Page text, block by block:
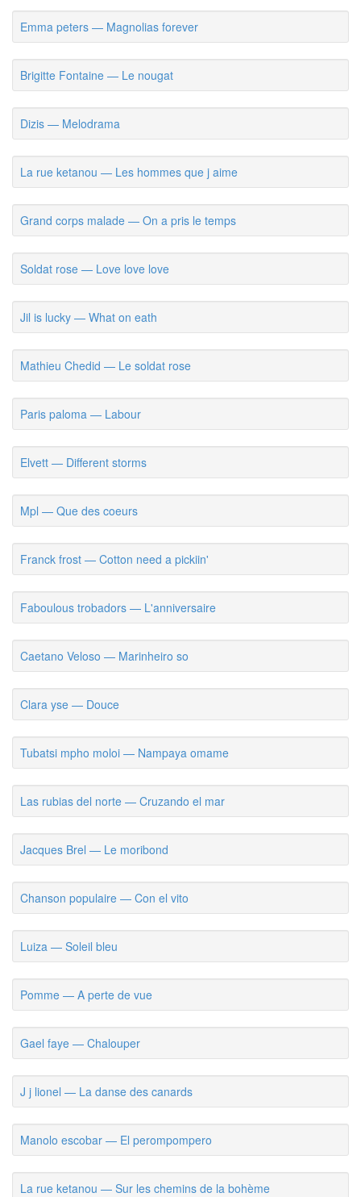
Emma peters — Magnolias forever
Brigitte Fontaine — Le nougat
Dizis — Melodrama
La rue ketanou — Les hommes que j aime
Grand corps malade — On a pris le temps
Soldat rose — Love love love
Jil is lucky — What on eath
Mathieu Chedid — Le soldat rose
Paris paloma — Labour
Elvett — Different storms
Mpl — Que des coeurs
Franck frost — Cotton need a pickiin'
Faboulous trobadors — L'anniversaire
Caetano Veloso — Marinheiro so
Clara yse — Douce
Tubatsi mpho moloi — Nampaya omame
Las rubias del norte — Cruzando el mar
Jacques Brel — Le moribond
Chanson populaire — Con el vito
Luiza — Soleil bleu
Pomme — A perte de vue
Gael faye — Chalouper
J j lionel — La danse des canards
Manolo escobar — El perompompero
La rue ketanou — Sur les chemins de la bohème